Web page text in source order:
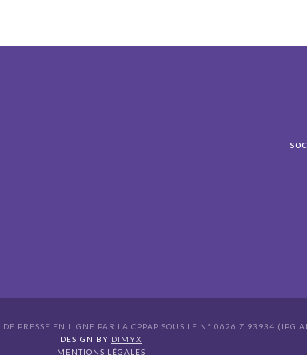
PRESSE EN LIGNE PAR LA CPPAP SOUS LE N° 0626 Z 93934 (IPG
DESIGN BY DIMYX
MENTIONS LÉGALES